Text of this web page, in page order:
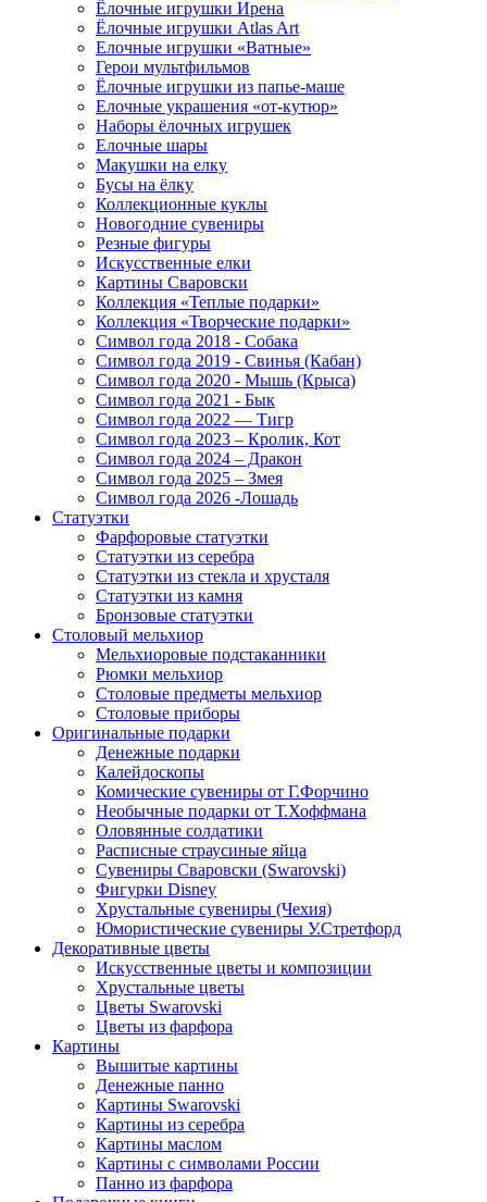
Ёлочные игрушки Ирена
Ёлочные игрушки Atlas Art
Елочные игрушки «Ватные»
Герои мультфильмов
Ёлочные игрушки из папье-маше
Елочные украшения «от-кутюр»
Наборы ёлочных игрушек
Елочные шары
Макушки на елку
Бусы на ёлку
Коллекционные куклы
Новогодние сувениры
Резные фигуры
Искусственные елки
Картины Сваровски
Коллекция «Теплые подарки»
Коллекция «Творческие подарки»
Символ года 2018 - Собака
Символ года 2019 - Свинья (Кабан)
Символ года 2020 - Мышь (Крыса)
Символ года 2021 - Бык
Символ года 2022 — Тигр
Символ года 2023 – Кролик, Кот
Символ года 2024 – Дракон
Символ года 2025 – Змея
Символ года 2026 -Лошадь
Статуэтки
Фарфоровые статуэтки
Статуэтки из серебра
Статуэтки из стекла и хрусталя
Статуэтки из камня
Бронзовые статуэтки
Столовый мельхиор
Мельхиоровые подстаканники
Рюмки мельхиор
Столовые предметы мельхиор
Столовые приборы
Оригинальные подарки
Денежные подарки
Калейдоскопы
Комические сувениры от Г.Форчино
Необычные подарки от Т.Хоффмана
Оловянные солдатики
Расписные страусиные яйца
Сувениры Сваровски (Swarovski)
Фигурки Disney
Хрустальные сувениры (Чехия)
Юмористические сувениры У.Стретфорд
Декоративные цветы
Искусственные цветы и композиции
Хрустальные цветы
Цветы Swarovski
Цветы из фарфора
Картины
Вышитые картины
Денежные панно
Картины Swarovski
Картины из серебра
Картины маслом
Картины с символами России
Панно из фарфора